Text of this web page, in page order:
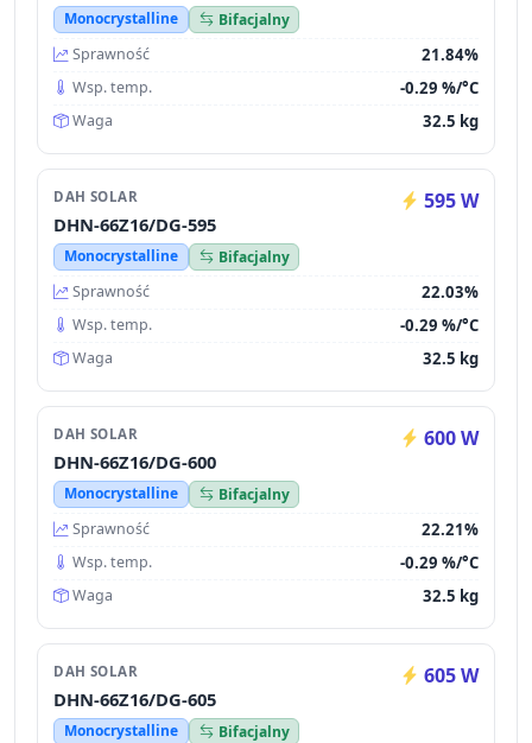
Monocrystalline
Bifacjalny
Sprawność
21.84%
Wsp. temp. -0.29 %/°C
Waga 32.5 kg
DAH SOLAR 595 W
DHN-66Z16/DG-595
Monocrystalline
Bifacjalny
Sprawność
22.03%
Wsp. temp. -0.29 %/°C
Waga 32.5 kg
DAH SOLAR 600 W
DHN-66Z16/DG-600
Monocrystalline
Bifacjalny
Sprawność
22.21%
Wsp. temp. -0.29 %/°C
Waga 32.5 kg
DAH SOLAR 605 W
DHN-66Z16/DG-605
Monocrystalline
Bifacjalny